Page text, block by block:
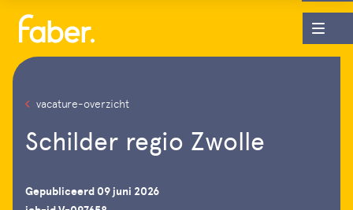
vacature-overzicht
Schilder regio Zwolle
Gepubliceerd 09 juni 2026